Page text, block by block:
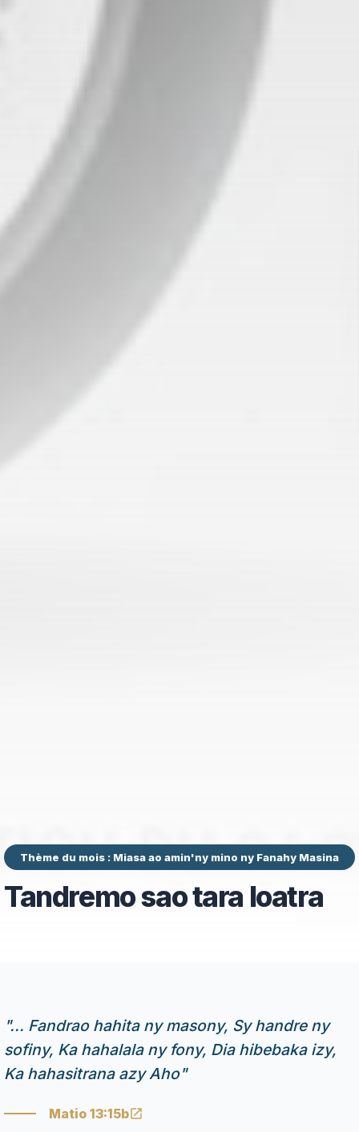
Thème du mois : Miasa ao amin'ny mino ny Fanahy Masina
Tandremo sao tara loatra
"... Fandrao hahita ny masony, Sy handre ny
sofiny, Ka hahalala ny fony, Dia hibebaka izy,
Ka hahasitrana azy Aho"
Matio 13:15b